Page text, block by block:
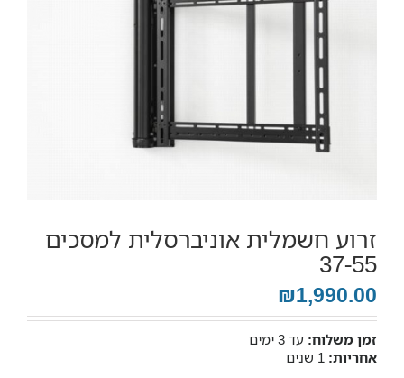
זרוע חשמלית אוניברסלית למסכים
37-55
₪1,990.00
זמן משלוח: עד 3 ימים
אחריות: